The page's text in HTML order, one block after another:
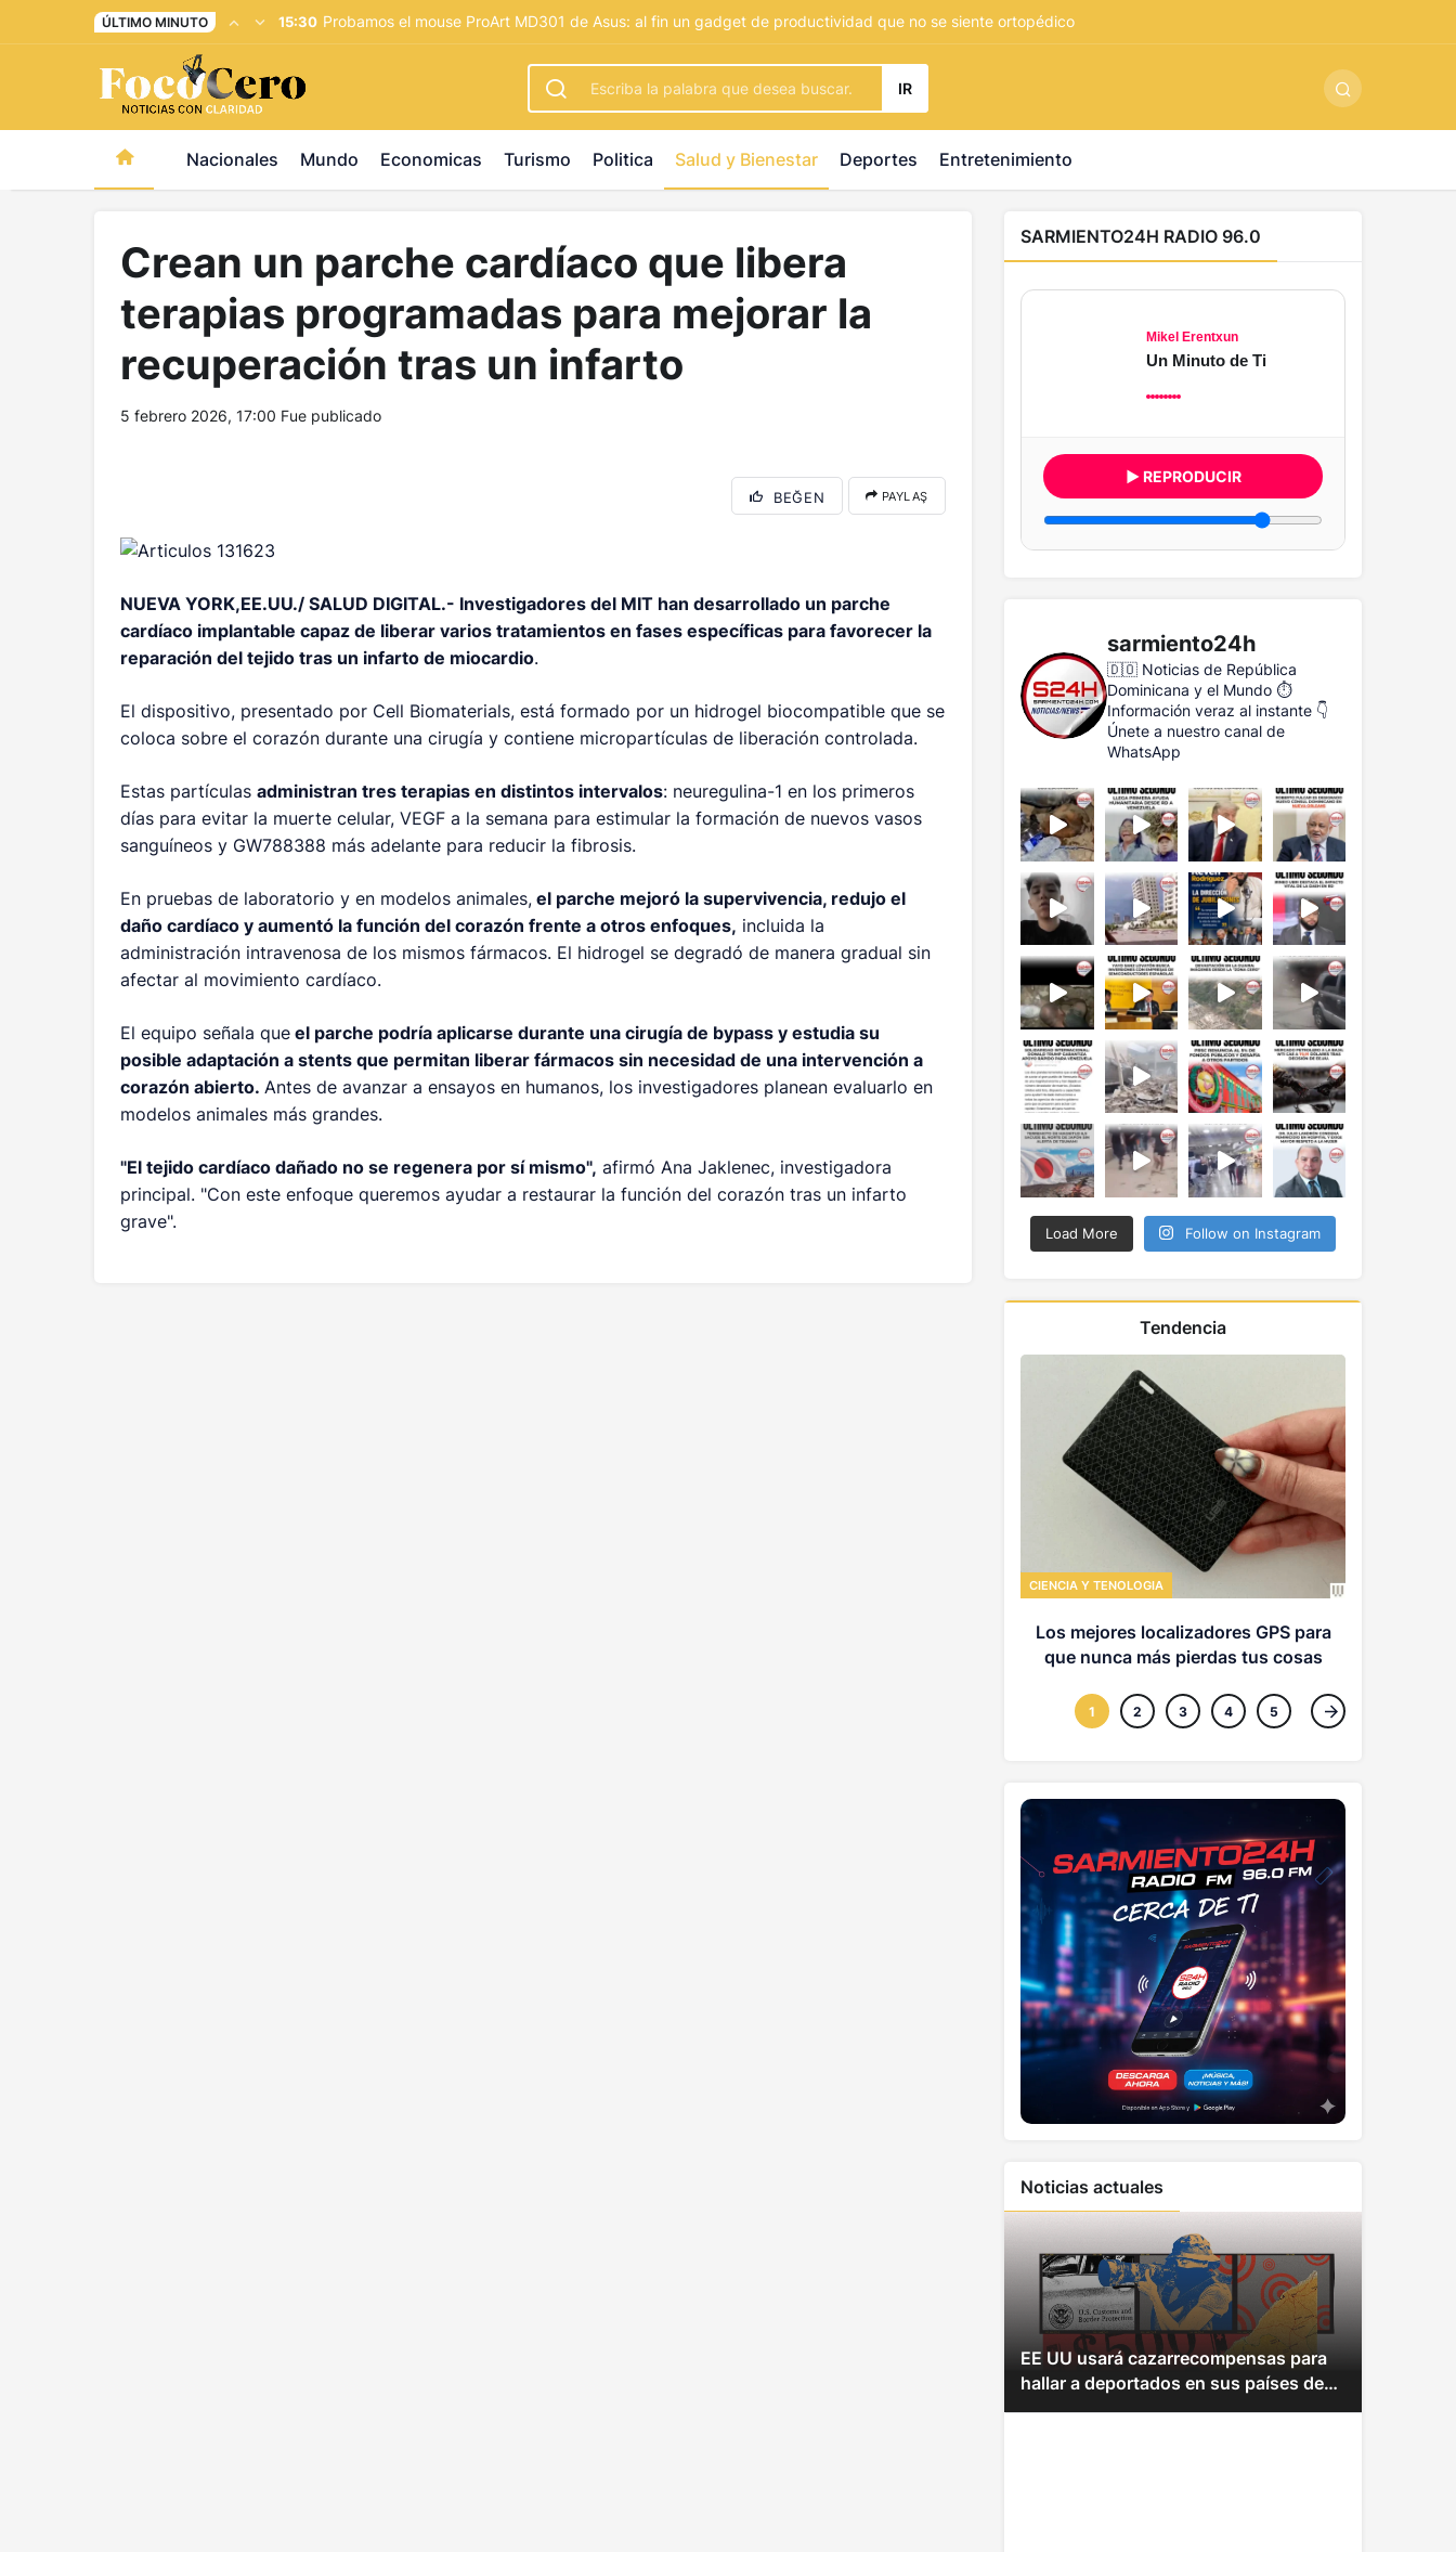
pusulabet giriş-trwin giriş levabet - vizebet giriş masterbetting- palacebet1.com kralbet yeni giriş-tlcasino giriş - betandyou
ÚLTIMO MINUTO 15:30 Probamos el mouse ProArt MD301 de Asus: al fin un gadget de productividad que no se siente ortopédico
IR
Nacionales Mundo Economicas Turismo Politica Salud y Bienestar Deportes Entretenimiento
Crean un parche cardíaco que libera
terapias programadas para mejorar la
recuperación tras un infarto
5 febrero 2026, 17:00 Fue publicado
BEĞEN PAYLAŞ
NUEVA YORK,EE.UU./ SALUD DIGITAL.- Investigadores del MIT han desarrollado un parche
cardíaco implantable capaz de liberar varios tratamientos en fases específicas para favorecer la
reparación del tejido tras un infarto de miocardio.
El dispositivo, presentado por Cell Biomaterials, está formado por un hidrogel biocompatible que se
coloca sobre el corazón durante una cirugía y contiene micropartículas de liberación controlada.
Estas partículasadministran tres terapias en distintos intervalos: neuregulina-1 en los primeros
días para evitar la muerte celular, VEGF a la semana para estimular la formación de nuevos vasos
sanguíneos y GW788388 más adelante para reducir la fibrosis.
En pruebas de laboratorio y en modelos animales, el parche mejoró la supervivencia, redujo el
daño cardíaco y aumentó la función del corazón frente a otros enfoques, incluida la
administración intravenosa de los mismos fármacos. El hidrogel se degradó de manera gradual sin
afectar al movimiento cardíaco.
El equipo señala que el parche podría aplicarse durante una cirugía de bypass y estudia su
posible adaptación a stents que permitan liberar fármacos sin necesidad de una intervención a
corazón abierto.Antes de avanzar a ensayos en humanos, los investigadores planean evaluarlo en
modelos animales más grandes.
"El tejido cardíaco dañado no se regenera por sí mismo", afirmó Ana Jaklenec, investigadora
principal. "Con este enfoque queremos ayudar a restaurar la función del corazón tras un infarto
grave".
SARMIENTO24H RADIO 96.0
Mikel Erentxun
Un Minuto de Ti
▶ REPRODUCIR
sarmiento24h
🇩🇴 Noticias de República
Dominicana y el Mundo ⏱️
Información veraz al instante 👇
Únete a nuestro canal de
WhatsApp
Load More Follow on Instagram
Tendencia
CIENCIA Y TENOLOGIA
Los mejores localizadores GPS para
que nunca más pierdas tus cosas
1 2 3 4 5
Noticias actuales
EE UU usará cazarrecompensas para
hallar a deportados en sus países de
origen y hacerles pagar multas